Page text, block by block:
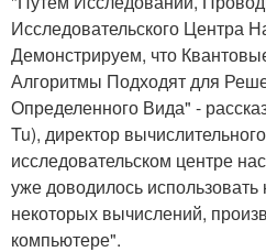
Исследовательского Центра
Демонстрируем, что
Алгоритмы Подходят для
Определенного Вида" -
Tu), директор
исследовательском центре
уже доводилось использовать
некоторых вычислений,
компьютере".